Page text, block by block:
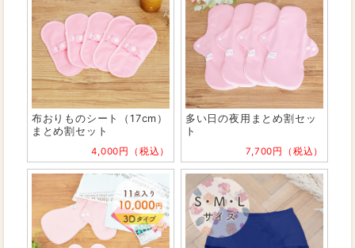
布おりものシート（17cm）
まとめ割セット
4,000円（税込）
多い日の夜用まとめ割セッ
ト
7,700円（税込）